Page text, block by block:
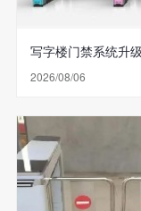
写字楼门禁系统升
2026/08/06